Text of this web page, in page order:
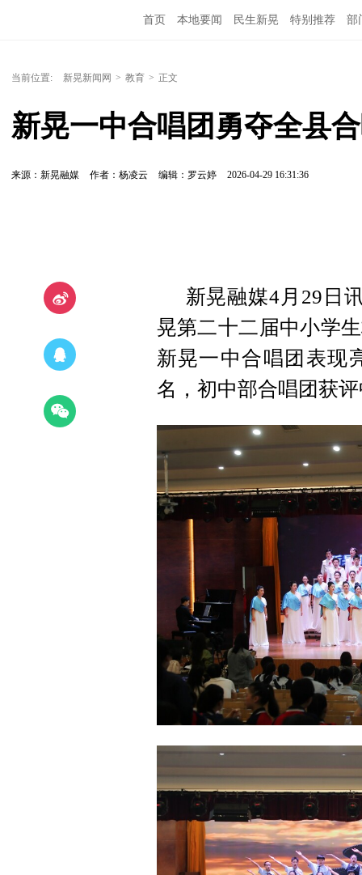
首页 本地要闻 民生新晃 特别推荐 部
当前位置: 新晃新闻网 > 教育 > 正文
新晃一中合唱团勇夺全县
来源：新晃融媒 作者：杨凌云 编辑：罗云婷 2026-04-29 16:31:36
新晃融媒4月29日
晃第二十二届中小学
新晃一中合唱团表现
名，初中部合唱团获